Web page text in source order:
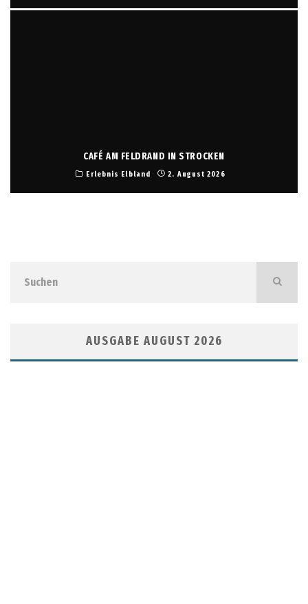
CAFÉ AM FELDRAND IN STROCKEN
Erlebnis Elbland 2. August 2026
AUSGABE AUGUST 2026